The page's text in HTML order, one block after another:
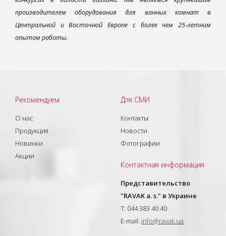
производителем оборудования для ванных комнат в
Центральной и Восточной Европе с более чем 25-летним
опытом работы.
Рекомендуем
О нас
Продукция
Новинки
Акции
Для СМИ
Контакты
Новости
Фотографии
Контактная информация
Представительство
"RAVAK a. s." в Украине
T: 044 383 40 40
E-mail: info@ravak.ua